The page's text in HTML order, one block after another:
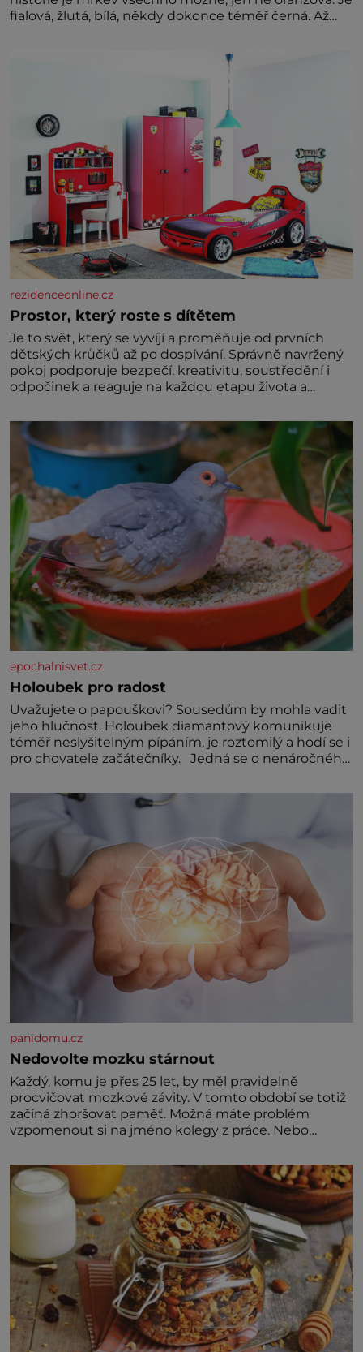
fialová, žlutá, bílá, někdy dokonce téměř černá. Až
nedokážeme představit. Její příběh je
rezidenceonline.cz
Prostor, který roste s dítětem
Je to svět, který se vyvíjí a proměňuje od prvních
dětských krůčků až po dospívání. Správně navržený
pokoj podporuje bezpečí, kreativitu, soustředění i
odpočinek a reaguje na každou etapu života a
jednoduchost, měkkost a bezpečí, proto by pokoj
miminka měl působit především klidně a útulně.
Předškolní věk je
epochalnisvet.cz
Holoubek pro radost
Uvažujete o papouškovi? Sousedům by mohla vadit
jeho hlučnost. Holoubek diamantový komunikuje
téměř neslyšitelným pípáním, je roztomilý a hodí se i
pro chovatele začátečníky. Jedná se o nenáročného
Hodně času tráví na zemi, kde sbírá zbytky semínek
Jeho domovinou je prakticky celá Austrálie s
výjimkou pobřežní oblasti.
panidomu.cz
Nedovolte mozku stárnout
Každý, komu je přes 25 let, by měl pravidelně
procvičovat mozkové závity. V tomto období se totiž
začíná zhoršovat paměť. Možná máte problém
vzpomenout si na jméno kolegy z práce. Nebo
nedávno přečetli. Je to opravdu tak, s věkem jako
kdyby se paměť rozhodla stávkovat. Cvičte